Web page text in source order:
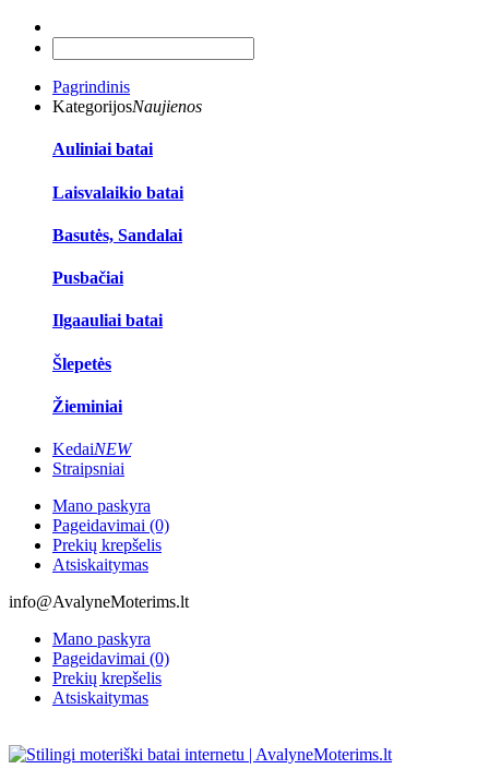
Pagrindinis
KategorijosNaujienos
Auliniai batai
Laisvalaikio batai
Basutės, Sandalai
Pusbačiai
Ilgaauliai batai
Šlepetės
Žieminiai
KedaiNEW
Straipsniai
Mano paskyra
Pageidavimai (0)
Prekių krepšelis
Atsiskaitymas
info@AvalyneMoterims.lt
Mano paskyra
Pageidavimai (0)
Prekių krepšelis
Atsiskaitymas